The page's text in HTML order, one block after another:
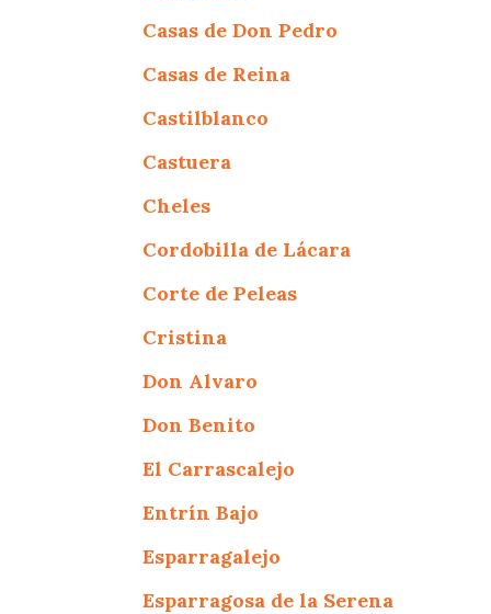
Casas de Don Pedro
Casas de Reina
Castilblanco
Castuera
Cheles
Cordobilla de Lácara
Corte de Peleas
Cristina
Don Alvaro
Don Benito
El Carrascalejo
Entrín Bajo
Esparragalejo
Esparragosa de la Serena